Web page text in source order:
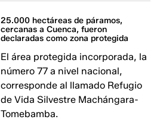
25.000 hectáreas de páramos,
cercanas a Cuenca, fueron
declaradas como zona protegida
El área protegida incorporada, la
número 77 a nivel nacional,
corresponde al llamado Refugio
de Vida Silvestre Machángara-
Tomebamba.